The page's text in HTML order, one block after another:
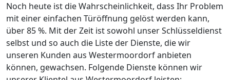
Noch heute ist die Wahrscheinlichkeit, dass Ihr Problem
mit einer einfachen Türöffnung gelöst werden kann,
über 85 %. Mit der Zeit ist sowohl unser Schlüsseldienst
selbst und so auch die Liste der Dienste, die wir
unseren Kunden aus Westermoordorf anbieten
können, gewachsen. Folgende Dienste können wir